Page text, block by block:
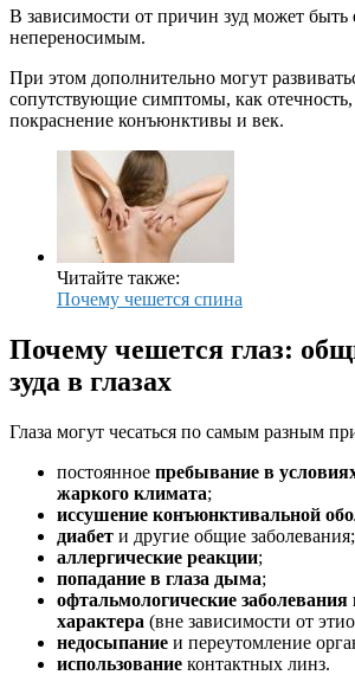
В зависимости от причин зуд может быть
непереносимым.
При этом дополнительно могут
сопутствующие симптомы, как
покраснение конъюнктивы и век.
Читайте также:
Почему чешется спина
Почему чешется глаз:
зуда в глазах
Глаза могут чесаться по самым разным
постоянное пребывание в
жаркого климата;
иссушение конъюнктивальной
диабет и другие общие заболевания;
аллергические реакции;
попадание в глаза дыма;
офтальмологические заболевания
характера (вне зависимости от
недосыпание и переутомление
использование контактных линз.